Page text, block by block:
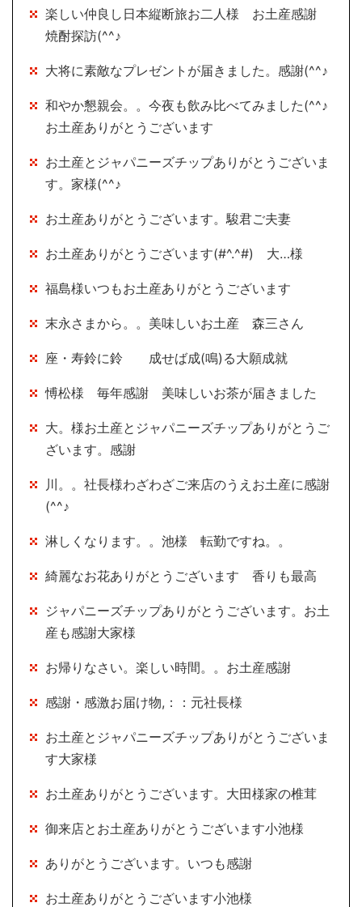
楽しい仲良し日本縦断旅お二人様 お土産感謝
焼酎探訪(^^♪
大将に素敵なプレゼントが届きました。感謝(^^♪
和やか懇親会。。今夜も飲み比べてみました(^^♪
お土産ありがとうございます
お土産とジャパニーズチップありがとうございま
す。家様(^^♪
お土産ありがとうございます。駿君ご夫妻
お土産ありがとうございます(#^.^#) 大…様
福島様いつもお土産ありがとうございます
末永さまから。。美味しいお土産 森三さん
座・寿鈴に鈴 成せば成(鳴)る大願成就
愽松様 毎年感謝 美味しいお茶が届きました
大。様お土産とジャパニーズチップありがとうご
ざいます。感謝
川。。社長様わざわざご来店のうえお土産に感謝
(^^♪
淋しくなります。。池様 転勤ですね。。
綺麗なお花ありがとうございます 香りも最高
ジャパニーズチップありがとうございます。お土
産も感謝大家様
お帰りなさい。楽しい時間。。お土産感謝
感謝・感激お届け物,：：元社長様
お土産とジャパニーズチップありがとうございま
す大家様
お土産ありがとうございます。大田様家の椎茸
御来店とお土産ありがとうございます小池様
ありがとうございます。いつも感謝
お土産ありがとうございます小池様